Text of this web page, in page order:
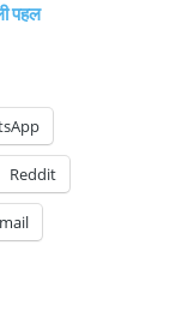
पहल
Reddit